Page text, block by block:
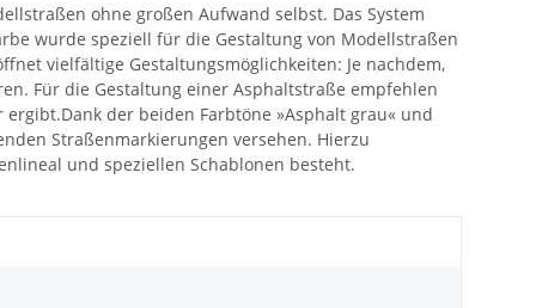
ohne großen Aufwand selbst. Das System
wurde speziell für die Gestaltung von Modellstraßen
vielfältige Gestaltungsmöglichkeiten: Je nachdem,
Für die Gestaltung einer Asphaltstraße empfehlen
der beiden Farbtöne »Asphalt grau« und
Straßenmarkierungen versehen. Hierzu
und speziellen Schablonen besteht.